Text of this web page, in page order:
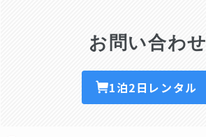
お問い合わせ
1泊2日レンタル